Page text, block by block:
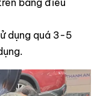
bảng điều
dụng quá 3-5